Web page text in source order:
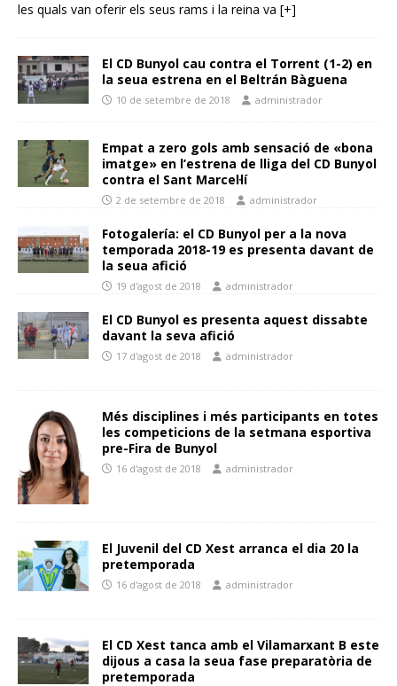
les quals van oferir els seus rams i la reina va [+]
El CD Bunyol cau contra el Torrent (1-2) en
la seua estrena en el Beltrán Bàguena
10 de setembre de 2018 administrador
Empat a zero gols amb sensació de «bona
imatge» en l’estrena de lliga del CD Bunyol
contra el Sant Marcel·lí
2 de setembre de 2018 administrador
Fotogalería: el CD Bunyol per a la nova
temporada 2018-19 es presenta davant de
la seua afició
19 d'agost de 2018 administrador
El CD Bunyol es presenta aquest dissabte
davant la seva afició
17 d'agost de 2018 administrador
Més disciplines i més participants en totes
les competicions de la setmana esportiva
pre-Fira de Bunyol
16 d'agost de 2018 administrador
El Juvenil del CD Xest arranca el dia 20 la
pretemporada
16 d'agost de 2018 administrador
El CD Xest tanca amb el Vilamarxant B este
dijous a casa la seua fase preparatòria de
pretemporada